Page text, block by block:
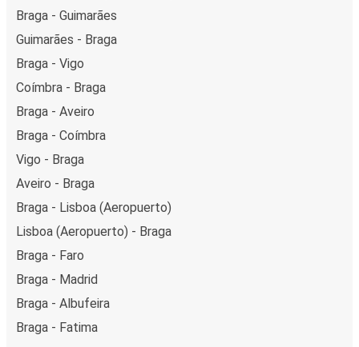
Braga - Guimarães
Guimarães - Braga
Braga - Vigo
Coímbra - Braga
Braga - Aveiro
Braga - Coímbra
Vigo - Braga
Aveiro - Braga
Braga - Lisboa (Aeropuerto)
Lisboa (Aeropuerto) - Braga
Braga - Faro
Braga - Madrid
Braga - Albufeira
Braga - Fatima